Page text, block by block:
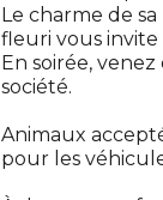
Le charme de
fleuri vous invite
En soirée,
société.
Animaux
pour les